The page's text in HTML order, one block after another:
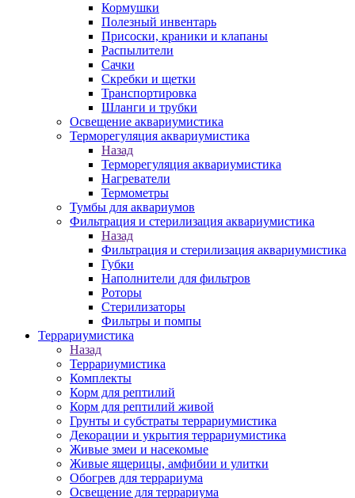
Кормушки
Полезный инвентарь
Присоски, краники и клапаны
Распылители
Сачки
Скребки и щетки
Транспортировка
Шланги и трубки
Освещение аквариумистика
Терморегуляция аквариумистика
Назад
Терморегуляция аквариумистика
Нагреватели
Термометры
Тумбы для аквариумов
Фильтрация и стерилизация аквариумистика
Назад
Фильтрация и стерилизация аквариумистика
Губки
Наполнители для фильтров
Роторы
Стерилизаторы
Фильтры и помпы
Террариумистика
Назад
Террариумистика
Комплекты
Корм для рептилий
Корм для рептилий живой
Грунты и субстраты террариумистика
Декорации и укрытия террариумистика
Живые змеи и насекомые
Живые ящерицы, амфибии и улитки
Обогрев для террариума
Освещение для террариума